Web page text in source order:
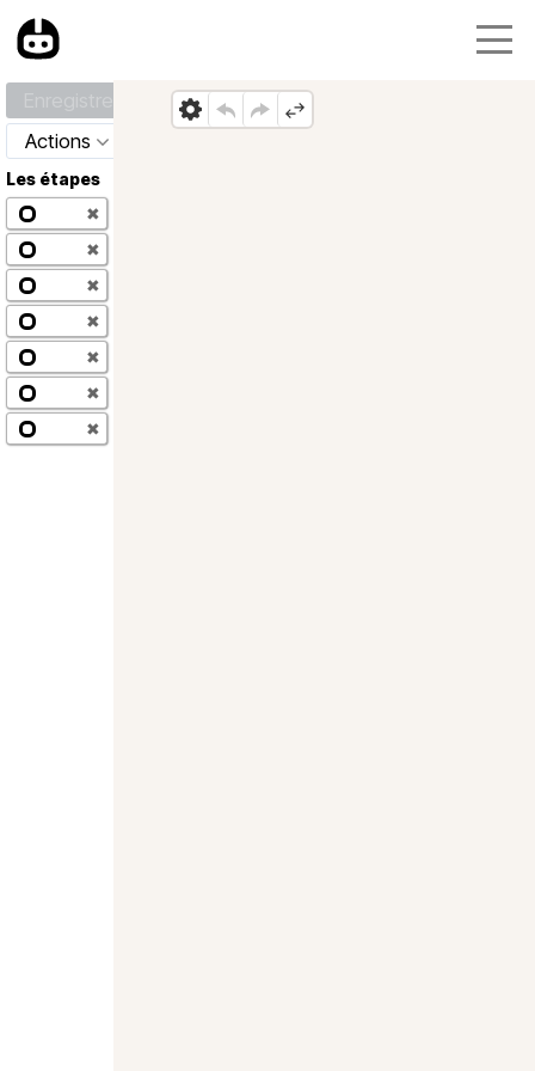
Actions
Les étapes
✖
✖
✖
✖
✖
✖
✖